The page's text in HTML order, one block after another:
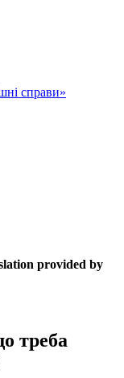
справи»
provided by
треба